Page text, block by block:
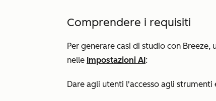
Comprendere i requisiti
Per generare casi di studio con Breeze,
nelle Impostazioni AI:
Dare agli utenti l'accesso agli